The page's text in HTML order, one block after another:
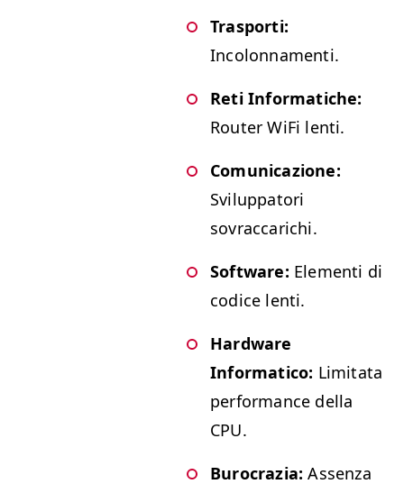
Trasporti:
Incolonnamenti.
Reti Informatiche:
Router WiFi lenti.
Comunicazione:
Sviluppatori
sovraccarichi.
Software: Elementi di
codice lenti.
Hardware
Informatico: Limitata
performance della
CPU.
Burocrazia:Assenza